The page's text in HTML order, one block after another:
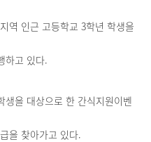
역 인근 고등학교 3학년 학생을
하고 있다.
생을 대상으로 한 간식지원이벤
을 찾아가고 있다.